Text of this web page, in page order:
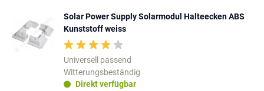
Solar Power Supply Solarmodul Halteecken ABS
Kunststoff weiss
Universell passend
Witterungsbeständig
Direkt verfügbar